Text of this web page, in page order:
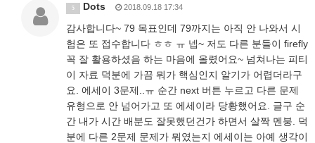
5 Dots 2018.09.18 17:34
감사합니다~ 79 목표인데 79까지는 아직 안 나와서 시
험은 또 접수합니다 ㅎㅎ ㅠ 넵~ 저도 다른 분들이 firefly
꼭 잘 활용하셨음 하는 마음에 올렸어요~ 넘쳐나는 피티
이 자료 덕분에 가끔 뭐가 핵심인지 알기가 어렵더라구
요. 에세이 3문제..ㅠ 순간 next 버튼 누르고 다른 문제
유형으로 안 넘어가고 또 에세이라 당황했어요. 글구 순
간 내가 시간 배분도 잘못했던건가 하면서 살짝 멘붕. 덕
분에 다른 2문제 문제가 뭐였는지 에세이는 아예 생각이